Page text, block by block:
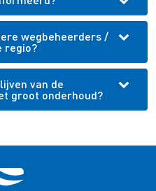
wegbeheerders /
regio?
van de
groot onderhoud?